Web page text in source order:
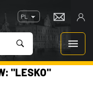
PL
"LESKO"